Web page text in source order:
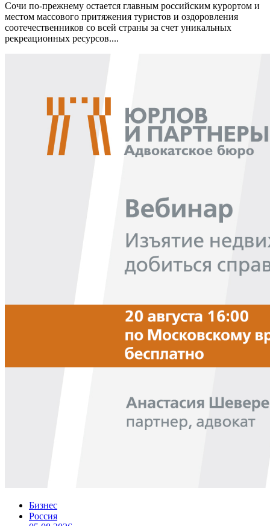
Сочи по-прежнему остается главным российским курортом и
местом массового притяжения туристов и оздоровления
соотечественников со всей страны за счет уникальных
рекреационных ресурсов....
Бизнес
Россия